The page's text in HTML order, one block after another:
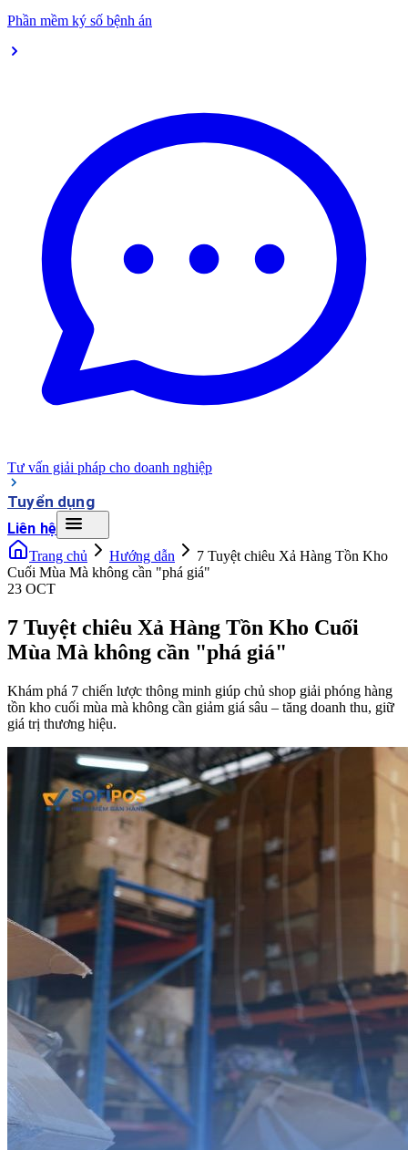
Phần mềm ký số bệnh án
Tư vấn giải pháp cho doanh nghiệp
Tuyển dụng
Liên hệ
Trang chủ Hướng dẫn
7 Tuyệt chiêu Xả Hàng Tồn Kho
Cuối Mùa Mà không cần "phá giá"
23 OCT
7 Tuyệt chiêu Xả Hàng Tồn Kho Cuối
Mùa Mà không cần "phá giá"
Khám phá 7 chiến lược thông minh giúp chủ shop giải phóng hàng
tồn kho cuối mùa mà không cần giảm giá sâu – tăng doanh thu, giữ
giá trị thương hiệu.